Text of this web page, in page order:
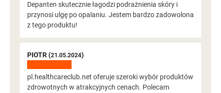
Depanten skutecznie łagodzi podrażnienia skóry i
przynosi ulgę po opalaniu. Jestem bardzo zadowolona
z tego produktu!
PIOTR (21.05.2024)
pl.healthcareclub.net oferuje szeroki wybór produktów
zdrowotnych w atrakcyjnych cenach. Polecam